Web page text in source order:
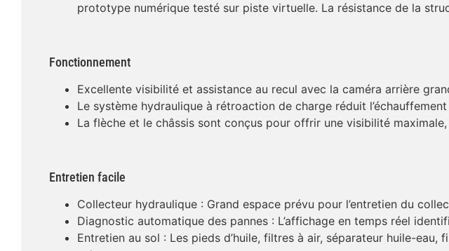
prototype numérique testé sur piste virtuelle. La résistance de la
Fonctionnement
Excellente visibilité et assistance au recul avec la caméra arrière
Le système hydraulique à rétroaction de charge réduit
La flèche et le châssis sont conçus pour offrir une visibilité
Entretien facile
Collecteur hydraulique : Grand espace prévu pour l’entretien du
Diagnostic automatique des pannes : L’affichage en temps réel
Entretien au sol : Les pieds d’huile, filtres à air, séparateur huile-